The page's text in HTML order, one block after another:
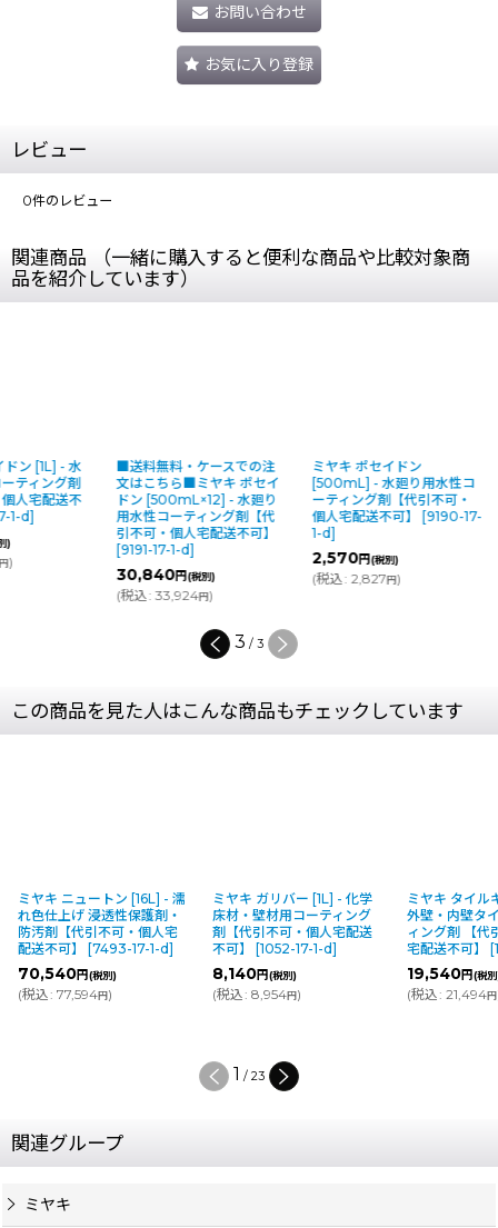
お問い合わせ
お気に入り登録
レビュー
0件のレビュー
関連商品 （一緒に購入すると便利な商品や比較対象商
品を紹介しています）
ン [1L] - 水
ティング剤
人宅配送不
1-d]
)
)
■送料無料・ケースでの注
文はこちら■ミヤキ ポセイ
ドン [500mL×12] - 水廻り
用水性コーティング剤【代
引不可・個人宅配送不可】
[9191-17-1-d]
30,840円(税別)
(税込: 33,924円)
ミヤキ ポセイドン
[500mL] - 水廻り用水性コ
ーティング剤【代引不可・
個人宅配送不可】
[9190-17-
1-d]
2,570円(税別)
(税込: 2,827円)
3 / 3
この商品を見た人はこんな商品もチェックしています
ミヤキ ガリバー [1L] - 化学
床材・壁材用コーティング
剤【代引不可・個人宅配送
不可】 [1052-17-1-d]
8,140円(税別)
(税込: 8,954円)
ミヤキ タイルキング [4L] -
外壁・内壁タイル用コーテ
ィング剤 【代引不可・個人
宅配送不可】 [1045-17-1-d
19,540円(税別)
(税込: 21,494円
ミヤキ アリス
然色仕上げ 浸
防汚剤【代引
配送不可】
19,540円(税
(税込: 21,494円
2 /23
関連グループ
ミヤキ